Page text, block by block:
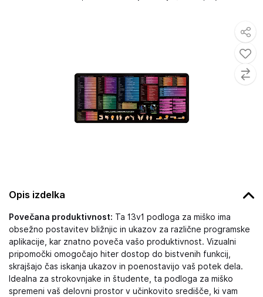
Opis izdelka
Povečana produktivnost: Ta 13v1 podloga za miško ima
obsežno postavitev bližnjic in ukazov za različne programske
aplikacije, kar znatno poveča vašo produktivnost. Vizualni
pripomočki omogočajo hiter dostop do bistvenih funkcij,
skrajšajo čas iskanja ukazov in poenostavijo vaš potek dela.
Idealna za strokovnjake in študente, ta podloga za miško
spremeni vaš delovni prostor v učinkovito središče, ki vam